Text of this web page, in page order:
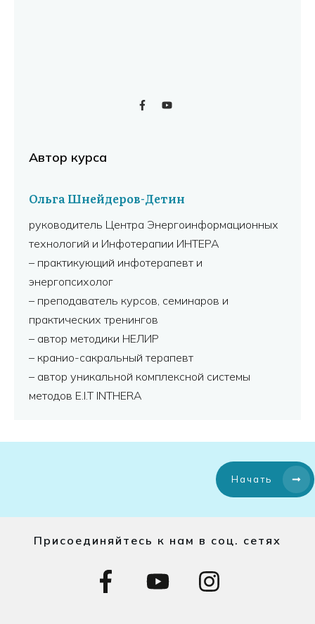
Автор курса
Ольга Шнейдеров-Детин
руководитель Центра Энергоинформационных
технологий и Инфотерапии ИНТЕРА
– практикующий инфотерапевт и
энергопсихолог
– преподаватель курсов, семинаров и
практических тренингов
– автор методики НЕЛИР
– кранио-сакральный терапевт
– автор уникальной комплексной системы
методов E.I.T INTHERA
Начать
Присоединяйтесь к нам в соц. сетях